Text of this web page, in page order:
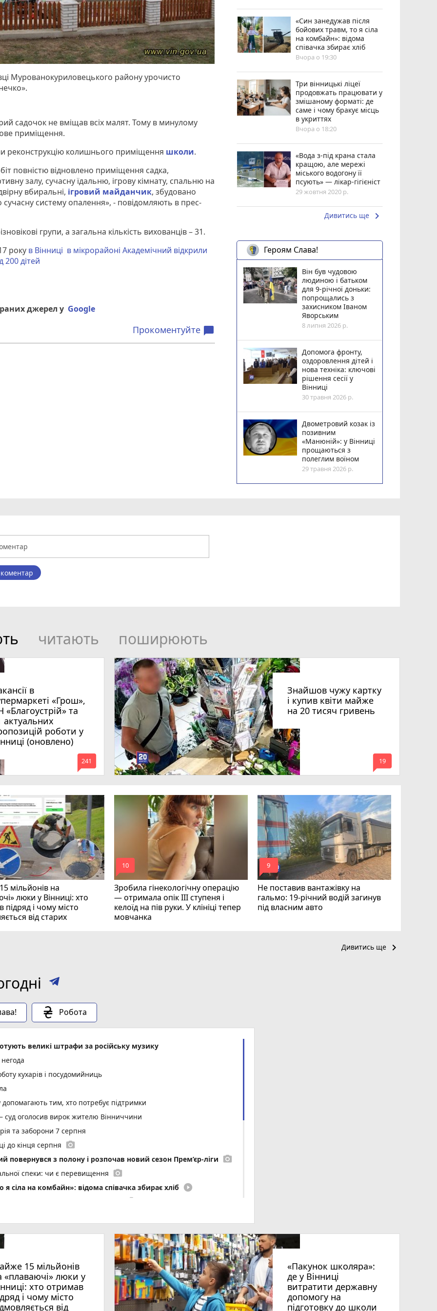
Мурованокуриловецького району урочисто
садочок не вміщав всіх малят. Тому в минулому
приміщення.
реконструкцію колишнього приміщення школи.
повністю відновлено приміщення садка,
залу, сучасну їдальню, ігрову кімнату, спальню на
вбиральні, ігровий майданчик, збудовано
систему опалення», - повідомляють в прес-
групи, а загальна кількість вихованців – 31.
року в Вінниці в мікрорайоні Академічний відкрили
200 дітей
джерел у Google
Прокоментуйте chat_bubble
«Син занедужав після
бойових травм, то я сіла
на комбайн»: відома
співачка збирає хліб
Вчора о 19:30
Три вінницькі ліцеї
продовжать працювати у
змішаному форматі: де
саме і чому бракує місць
в укриттях
Вчора о 18:20
«Вода з-під крана стала
кращою, але мережі
міського водогону її
псують» — лікар-гігієніст
29 жовтня 2020 р.
Дивитись ще keyboard_arrow_right
Героям Слава!
Він був чудовою
людиною і батьком
для 9-річної доньки:
попрощались з
захисником Іваном
Яворським
8 липня 2026 р.
Допомога фронту,
оздоровлення дітей і
нова техніка: ключові
рішення сесії у
Вінниці
30 травня 2026 р.
Двометровий козак із
позивним
«Манюній»: у Вінниці
прощаються з
полеглим воїном
29 травня 2026 р.
читають поширюють
в
«Грош»,
«Благоустрій» та
актуальних
роботи у
(оновлено)
mode_comment
241
Знайшов чужу картку
і купив квіти майже
на 20 тисяч гривень
mode_comment
19
мільйонів на
люки у Вінниці: хто
підряд і чому місто
від старих
Зробила гінекологічну операцію
— отримала опік ІІІ ступеня і
келоїд на пів руки. У клініці тепер
мовчанка
mode_comment
10
Не поставив вантажівку на
гальмо: 19-річний водій загинув
під власним авто
mode_comment
9
Дивитись ще keyboard_arrow_right
Робота
великі штрафи за російську музику
кухарів і посудомийниць
допомагають тим, хто потребує підтримки
суд оголосив вирок жителю Вінниччини
та заборони 7 серпня
до кінця серпня photo_camera
повернувся з полону і розпочав новий сезон Прем’єр-ліги photo_camera
спеки: чи є перевищення photo_camera
сіла на комбайн»: відома співачка збирає хліб play_circle_filled
у змішаному форматі: де саме і чому бракує місць в
ТОП-50 найкращих педагогів країни photo_camera
медики під час спеки
Потерпілий в лікарні
спалили 10 тонн сіна
рекорд
15 мільйонів
«плаваючі» люки у
хто отримав
і чому місто
від
«Пакунок школяра»:
де у Вінниці
витратити державну
допомогу на
підготовку до школи